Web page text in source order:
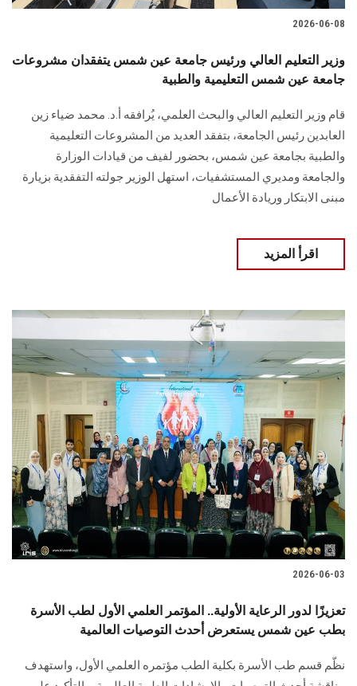
2026-06-08
وزير التعليم العالي ورئيس جامعة عين شمس يتفقدان مشروعات
جامعة عين شمس التعليمية والطبية
قام وزير التعليم العالي والبحث العلمي، يُرافقه أ.د. محمد ضياء زين
العابدين رئيس الجامعة، بتفقد العديد من المشروعات التعليمية
والطبية بجامعة عين شمس، بحضور لفيف من قيادات الوزارة
والجامعة ومديري المستشفيات، استهل الوزير جولته التفقدية بزيارة
مبنى الابتكار وريادة الأعمال
اقرأ المزيد
2026-06-03
تعزيزًا لدور الرعاية الأولية.. المؤتمر العلمي الأول لطب الأسرة
بطب عين شمس يستعرض أحدث التوصيات العالمية
نظّم قسم طب الأسرة بكلية الطب مؤتمره العلمي الأول، واستهدف